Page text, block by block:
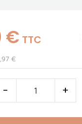
€ TTC
€
- +